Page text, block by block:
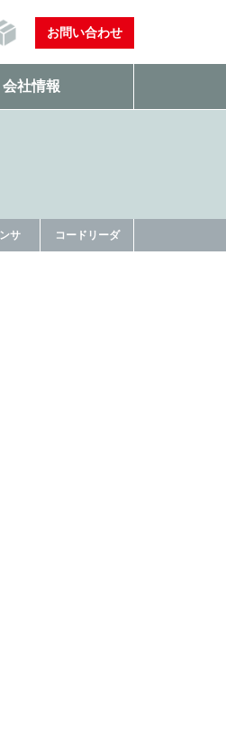
お問い合わせ
会社情報
サ コードリーダ